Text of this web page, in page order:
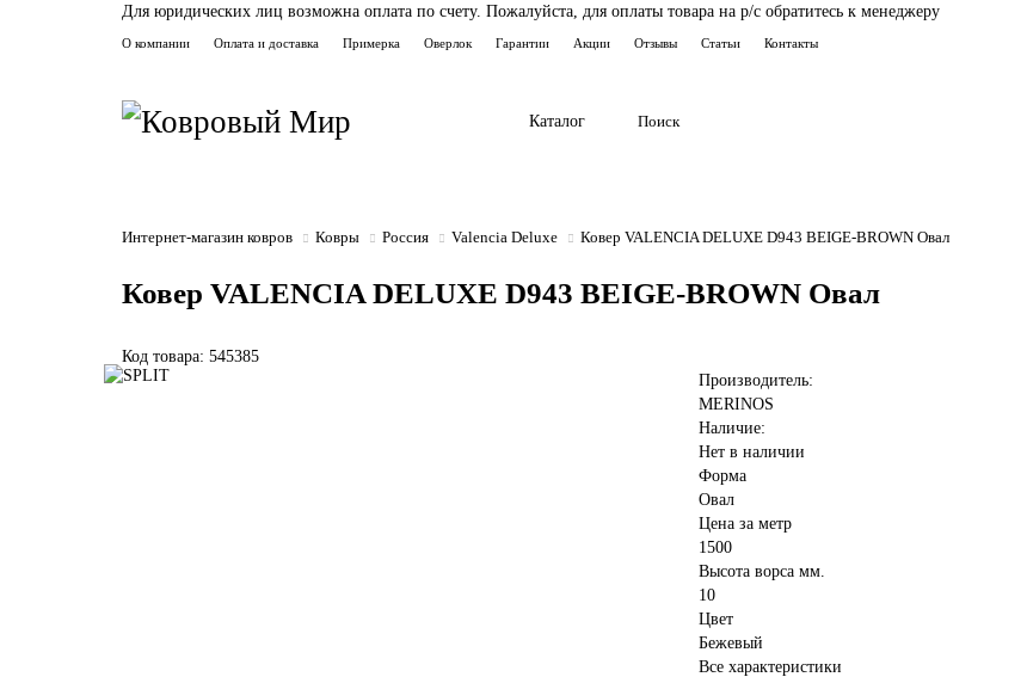
Для юридических лиц возможна оплата по счету. Пожалуйста, для оплаты товара на р/с обратитесь к менеджеру
О компании Оплата и доставка Примерка Оверлок Гарантии Акции Отзывы Статьи Контакты
Каталог
Интернет-магазин ковров Ковры Россия Valencia Deluxe Ковер VALENCIA DELUXE D943 BEIGE-BROWN Овал
Ковер VALENCIA DELUXE D943 BEIGE-BROWN Овал
Код товара: 545385
Производитель:
MERINOS
Наличие:
Нет в наличии
Форма
Овал
Цена за метр
1500
Высота ворса мм.
10
Цвет
Бежевый
Все характеристики